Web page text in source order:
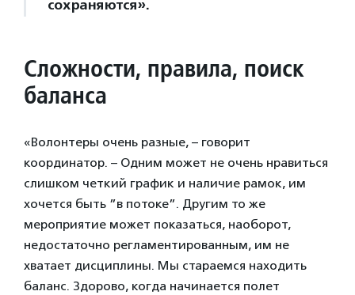
сохраняются».
Сложности, правила, поиск
баланса
«Волонтеры очень разные, – говорит
координатор. – Одним может не очень нравиться
слишком четкий график и наличие рамок, им
хочется быть ”в потоке”. Другим то же
мероприятие может показаться, наоборот,
недостаточно регламентированным, им не
хватает дисциплины. Мы стараемся находить
баланс. Здорово, когда начинается полет